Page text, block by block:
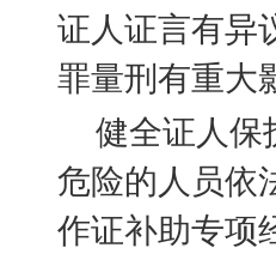
证人证言有异
罪量刑有重大
健全证人保
危险的人员依
作证补助专项